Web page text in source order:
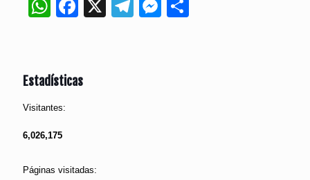
WhatsApp
Facebook
X Telegram
Messenger
Estadísticas
Visitantes:
6,026,175
Páginas visitadas: